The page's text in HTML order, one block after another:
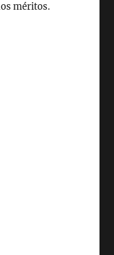
méritos.